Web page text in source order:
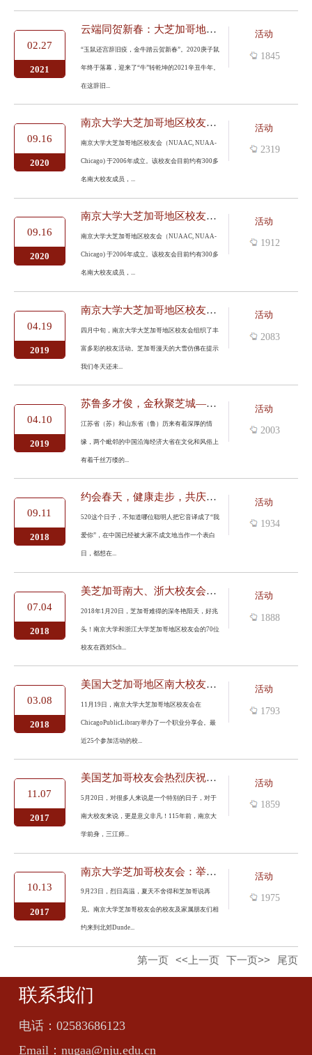
02.27
2021
活动
1845
云端同贺新春：大芝加哥地区南京大学校友会积极协办科工专春节晚...
“玉鼠还宫辞旧疫，金牛踏云贺新春”。2020庚子鼠
年终于落幕，迎来了“牛”转乾坤的2021辛丑牛年。
在这辞旧...
09.16
2020
活动
2319
南京大学大芝加哥地区校友会执行组换届简讯
南京大学大芝加哥地区校友会（NUAAC, NUAA-
Chicago) 于2006年成立。该校友会目前约有300多
名南大校友成员，...
09.16
2020
活动
1912
南京大学大芝加哥地区校友会执行组换届简讯
南京大学大芝加哥地区校友会（NUAAC, NUAA-
Chicago) 于2006年成立。该校友会目前约有300多
名南大校友成员，...
04.19
2019
活动
2083
南京大学大芝加哥地区校友会：迎新春，活动多
四月中旬，南京大学大芝加哥地区校友会组织了丰
富多彩的校友活动。芝加哥漫天的大雪仿佛在提示
我们冬天还未...
04.10
2019
活动
2003
苏鲁多才俊，金秋聚芝城——美芝加哥南大校友会与山东大学芝加哥校...
江苏省（苏）和山东省（鲁）历来有着深厚的情
缘，两个毗邻的中国沿海经济大省在文化和风俗上
有着千丝万缕的...
09.11
2018
活动
1934
约会春天，健康走步，共庆520校庆——记美芝加哥南大校友会校庆活...
520这个日子，不知道哪位聪明人把它音译成了“我
爱你”，在中国已经被大家不成文地当作一个表白
日，都想在...
07.04
2018
活动
1888
美芝加哥南大、浙大校友会举办新年联谊会
2018年1月20日，芝加哥难得的深冬艳阳天，好兆
头！南京大学和浙江大学芝加哥地区校友会的70位
校友在西郊Sch...
03.08
2018
活动
1793
美国大芝加哥地区南大校友会举办职业分享会
11月19日，南京大学大芝加哥地区校友会在
ChicagoPublicLibrary举办了一个职业分享会。最
近25个参加活动的校...
11.07
2017
活动
1859
美国芝加哥校友会热烈庆祝母校115周年华诞
5月20日，对很多人来说是一个特别的日子，对于
南大校友来说，更是意义非凡！115年前，南京大
学前身，三江师...
10.13
2017
活动
1975
南京大学芝加哥校友会：举办真人CS彩弹游戏
9月23日，烈日高温，夏天不舍得和芝加哥说再
见。南京大学芝加哥校友会的校友及家属朋友们相
约来到北郊Dunde...
第一页 <<上一页 下一页>> 尾页
联系我们
电话： 02583686123
Email： nugaa@nju.edu.cn